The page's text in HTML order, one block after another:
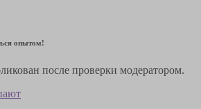
опытом!
после проверки модератором.